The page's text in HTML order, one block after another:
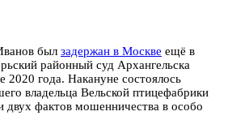
был задержан в Москве ещё в
районный суд Архангельска
2020 года. Накануне состоялось
владельца Вельской птицефабрики
двух фактов мошенничества в особо